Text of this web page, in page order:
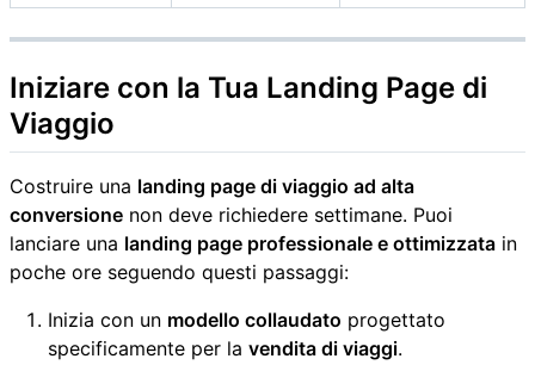
Iniziare con la Tua Landing Page di
Viaggio
Costruire una landing page di viaggio ad alta
conversione non deve richiedere settimane. Puoi
lanciare una landing page professionale e ottimizzata in
poche ore seguendo questi passaggi:
Inizia con un modello collaudato progettato
specificamente per la vendita di viaggi.